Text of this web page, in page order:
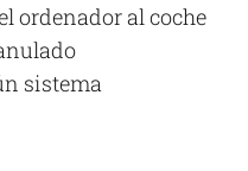
ordenador al coche
sistema